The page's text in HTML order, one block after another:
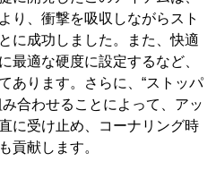
り、衝撃を吸収しながらスト
に成功しました。また、快適
最適な硬度に設定するなど、
あります。さらに、“ストッパ
合わせることによって、アッ
に受け止め、コーナリング時
貢献します。